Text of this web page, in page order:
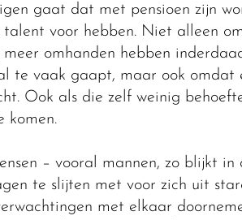
gaat dat met pensioen zijn
talent voor hebben. Niet alleen
meer omhanden hebben
te vaak gaapt, maar ook omdat
Ook als die zelf weinig
komen.
– vooral mannen, zo blijkt
te slijten met voor zich uit
met elkaar